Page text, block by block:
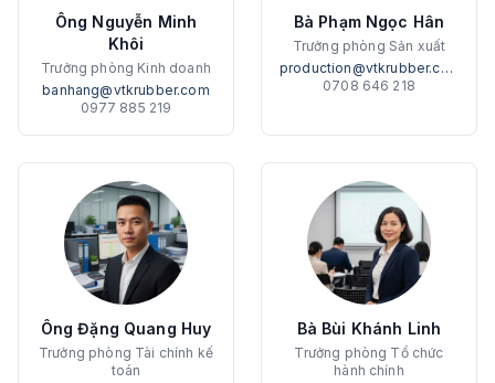
Ông Nguyễn Minh
Khôi
Trưởng phòng Kinh doanh
banhang@vtkrubber.com
0977 885 219
Bà Phạm Ngọc Hân
Trưởng phòng Sản xuất
production@vtkrubber.com
0708 646 218
Ông Đặng Quang Huy
Trưởng phòng Tài chính kế
toán
Bà Bùi Khánh Linh
Trưởng phòng Tổ chức
hành chính